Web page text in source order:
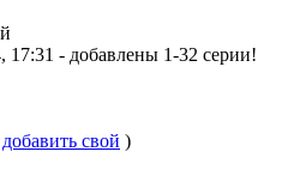
17:31 - добавлены 1-32 серии!
добавить свой )